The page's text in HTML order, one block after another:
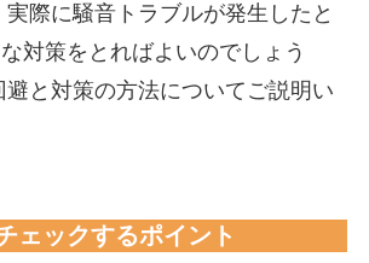
実際に騒音トラブルが発生したと
対策をとればよいのでしょう
避と対策の方法についてご説明い
ェックするポイント